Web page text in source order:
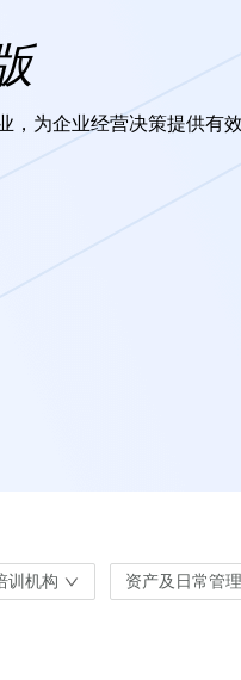
，为企业经营决策提供有
训机构 资产及日常管理